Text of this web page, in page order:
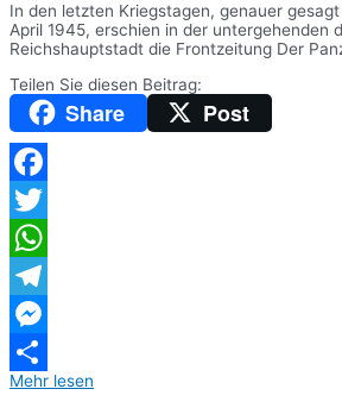
In den letzten Kriegstagen, genauer
April 1945, erschien in der untergehenden
Reichshauptstadt die Frontzeitung Der
Teilen Sie diesen Beitrag:
Share Post
Facebook
Twitter
WhatsApp
Telegram
Messenger
Teilen
Mehr lesen